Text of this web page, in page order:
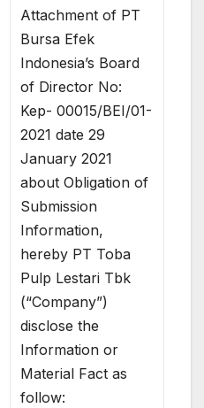
Attachment of PT
Bursa Efek
Indonesia’s Board
of Director No:
Kep- 00015/BEI/01-
2021 date 29
January 2021
about Obligation of
Submission
Information,
hereby PT Toba
Pulp Lestari Tbk
(“Company”)
disclose the
Information or
Material Fact as
follow: